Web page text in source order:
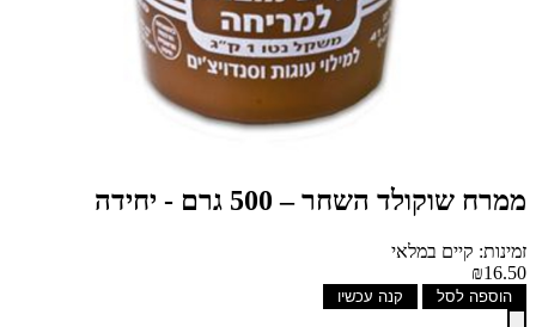
ממרח שוקולד השחר – 500 גרם - יחידה
זמינות: קיים במלאי
₪16.50
הוספה לסל קנה עכשיו